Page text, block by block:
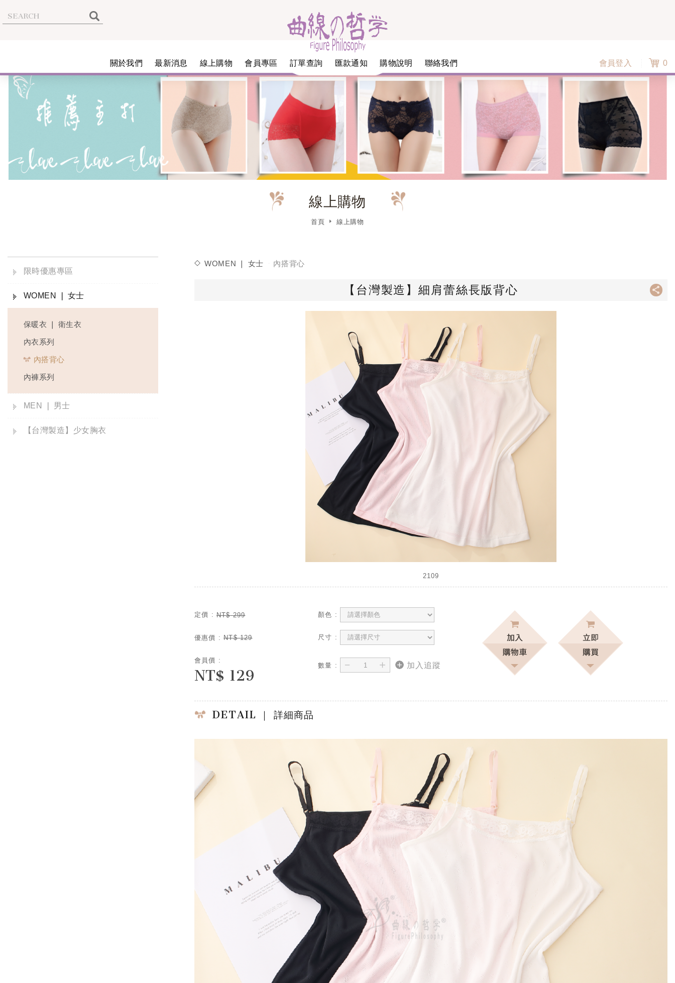
關於我們 最新消息 線上購物 會員專區 訂單查詢 匯款通知 購物說明 聯絡我們 會員登入 0
線上購物
首頁 線上購物
限時優惠專區
WOMEN ❘ 女士
保暖衣 ❘ 衛生衣
內衣系列
內搭背心
內褲系列
MEN ❘ 男士
【台灣製造】少女胸衣
WOMEN ❘ 女士 內搭背心
【台灣製造】細肩蕾絲長版背心
2109
定價 : NT$ 299
優惠價 : NT$ 129
會員價 :
NT$ 129
顏色 :
尺寸 :
數量 : － ＋ 加入追蹤
DETAIL ｜ 詳細商品